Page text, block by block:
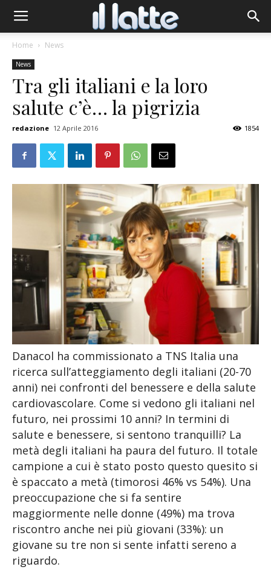
Home News
News
Tra gli italiani e la loro
salute c’è… la pigrizia
redazione 12 Aprile 2016 1854
Danacol ha commissionato a TNS Italia una
ricerca sull’atteggiamento degli italiani (20-70
anni) nei confronti del benessere e della salute
cardiovascolare. Come si vedono gli italiani nel
futuro, nei prossimi 10 anni? In termini di
salute e benessere, si sentono tranquilli? La
metà degli italiani ha paura del futuro. Il totale
campione a cui è stato posto questo quesito si
è spaccato a metà (timorosi 46% vs 54%). Una
preoccupazione che si fa sentire
maggiormente nelle donne (49%) ma trova
riscontro anche nei più giovani (33%): un
giovane su tre non si sente infatti sereno a
riguardo.